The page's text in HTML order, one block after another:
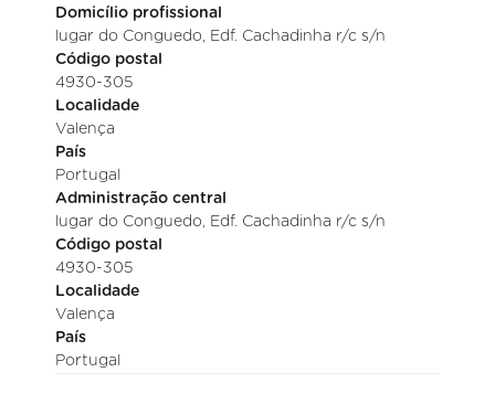
Domicílio profissional
lugar do Conguedo, Edf. Cachadinha r/c s/n
Código postal
4930-305
Localidade
Valença
País
Portugal
Administração central
lugar do Conguedo, Edf. Cachadinha r/c s/n
Código postal
4930-305
Localidade
Valença
País
Portugal